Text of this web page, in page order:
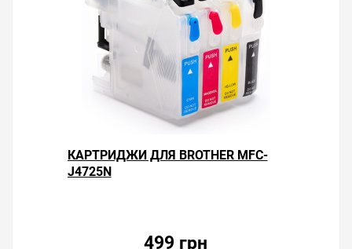
КАРТРИДЖИ ДЛЯ BROTHER MFC-
J4725N
499 грн